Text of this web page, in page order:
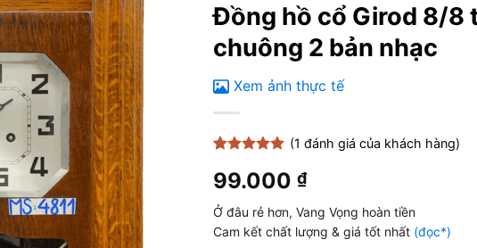
Thêm
thích
Đồng hồ cổ Girod 8/8
chuông 2 bản nhạc
Xem ảnh thực tế
dựa trên
đánh giá
(1 đánh giá của khách hàng)
99.000 ₫
Ở đâu rẻ hơn, Vang Vọng hoàn tiền
Cam kết chất lượng & giá tốt nhất (đọc*)